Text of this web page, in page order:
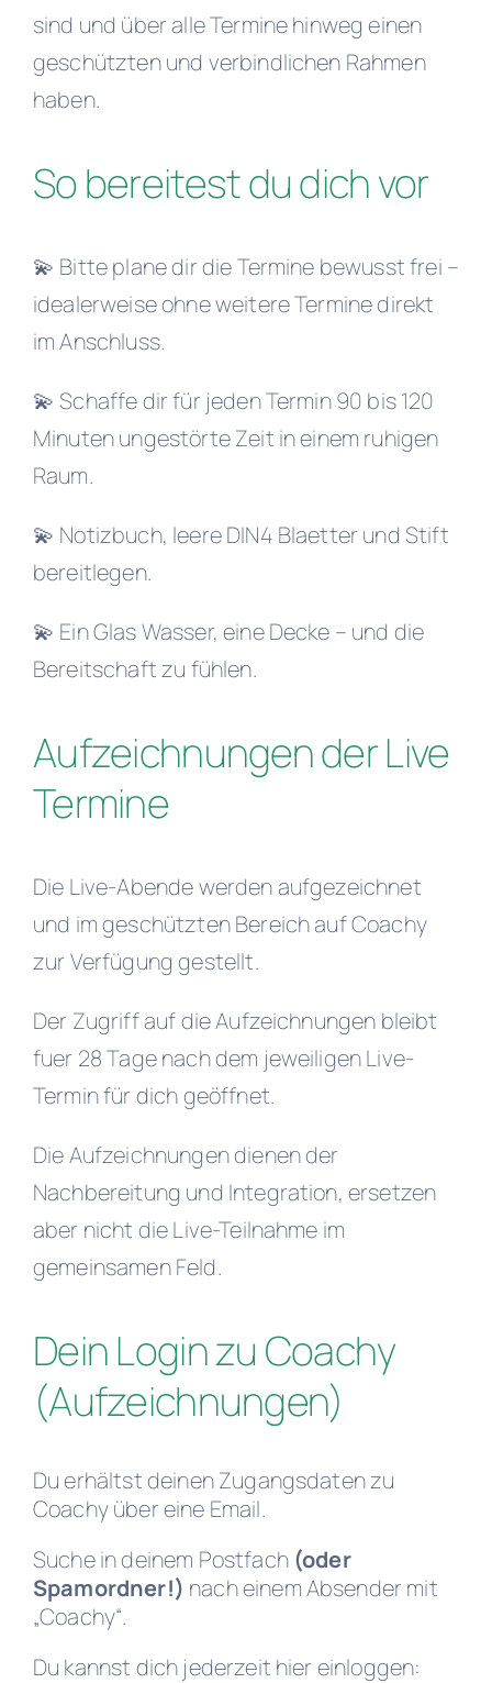
sind und über alle Termine hinweg einen
geschützten und verbindlichen Rahmen
haben.
So bereitest du dich vor
💫 Bitte plane dir die Termine bewusst frei –
idealerweise ohne weitere Termine direkt
im Anschluss.
💫 Schaffe dir für jeden Termin 90 bis 120
Minuten ungestörte Zeit in einem ruhigen
Raum.
💫 Notizbuch, leere DIN4 Blaetter und Stift
bereitlegen.
💫 Ein Glas Wasser, eine Decke – und die
Bereitschaft zu fühlen.
Aufzeichnungen der Live
Termine
Die Live-Abende werden aufgezeichnet
und im geschützten Bereich auf Coachy
zur Verfügung gestellt.
Der Zugriff auf die Aufzeichnungen bleibt
fuer 28 Tage nach dem jeweiligen Live-
Termin für dich geöffnet.
Die Aufzeichnungen dienen der
Nachbereitung und Integration, ersetzen
aber nicht die Live-Teilnahme im
gemeinsamen Feld.
Dein Login zu Coachy
(Aufzeichnungen)
Du erhältst deinen Zugangsdaten zu
Coachy über eine Email.
Suche in deinem Postfach (oder
Spamordner!) nach einem Absender mit
„Coachy“.
Du kannst dich jederzeit hier einloggen: